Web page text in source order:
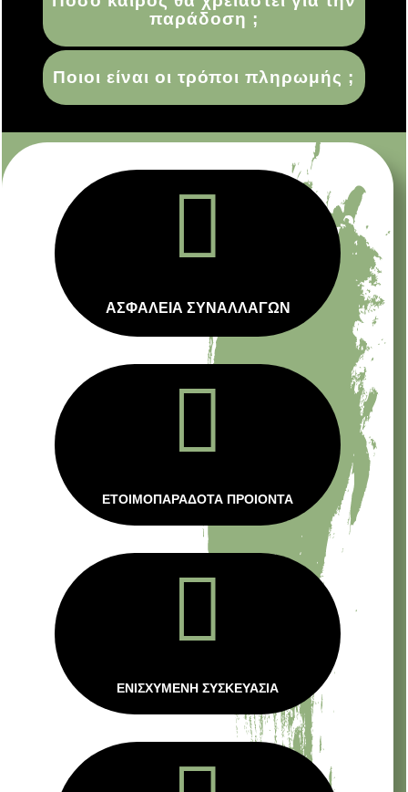
παράδοση ;
Ποιοι είναι οι τρόποι πληρωμής ;

ΑΣΦΑΛΕΙΑ ΣΥΝΑΛΛΑΓΩΝ

ΕΤΟΙΜΟΠΑΡΑΔΟΤΑ ΠΡΟΙΟΝΤΑ

ΕΝΙΣΧΥΜΕΝΗ ΣΥΣΚΕΥΑΣΙΑ